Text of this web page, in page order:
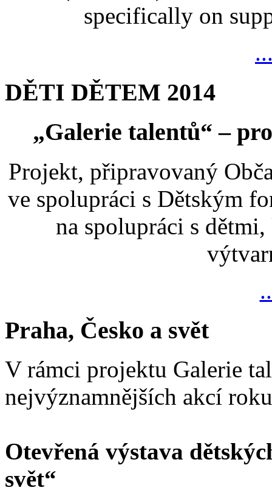
specifically on
DĚTI DĚTEM 2014
„Galerie talentů“ –
Projekt, připravovaný
ve spolupráci s Dětským
na spolupráci s
Praha, Česko a svět
V rámci projektu Galerie
nejvýznamnějších akcí
Otevřená výstava
svět“